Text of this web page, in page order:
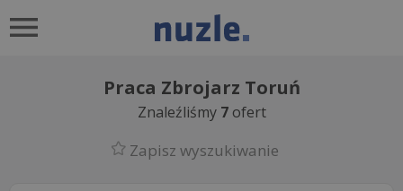
Praca Zbrojarz Toruń
Znaleźliśmy 7ofert
Zapisz wyszukiwanie